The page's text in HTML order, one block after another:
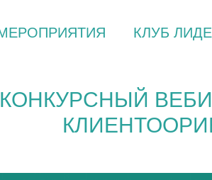
КЛУБ
КОНКУРСНЫЙ